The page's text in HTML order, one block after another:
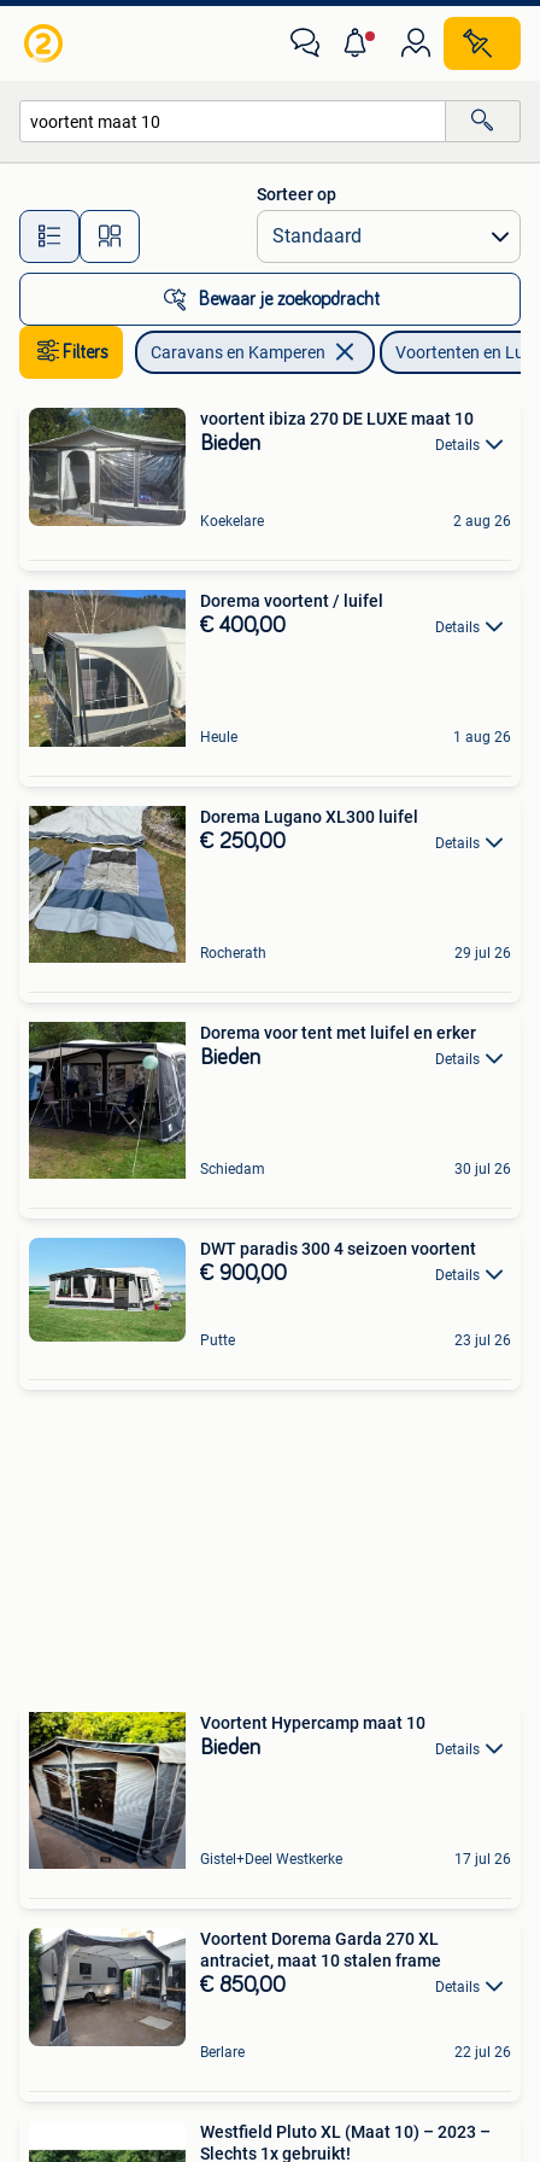
Alle afstanden…
Sorteer op
Bewaar je zoekopdracht
Filters Caravans en Kamperen Voortenten en
voortent ibiza 270 DE LUXE maat 10
Bieden Details
Koekelare 2 aug 26
Dorema voortent / luifel
€ 400,00 Details
Heule 1 aug 26
Dorema Lugano XL300 luifel
€ 250,00 Details
Rocherath 29 jul 26
Dorema voor tent met luifel en erker
Bieden Details
Schiedam 30 jul 26
DWT paradis 300 4 seizoen voortent
€ 900,00 Details
Putte 23 jul 26
Voortent Hypercamp maat 10
Bieden Details
Gistel+Deel Westkerke 17 jul 26
Voortent Dorema Garda 270 XL
antraciet, maat 10 stalen frame
€ 850,00 Details
Berlare 22 jul 26
Westfield Pluto XL (Maat 10) – 2023 –
Slechts 1x gebruikt!